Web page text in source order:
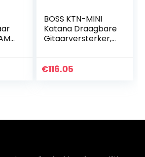
BOSS KTN-MINI
Katana Draagbare
Gitaarversterker,
naartoe te nemen
€116.05